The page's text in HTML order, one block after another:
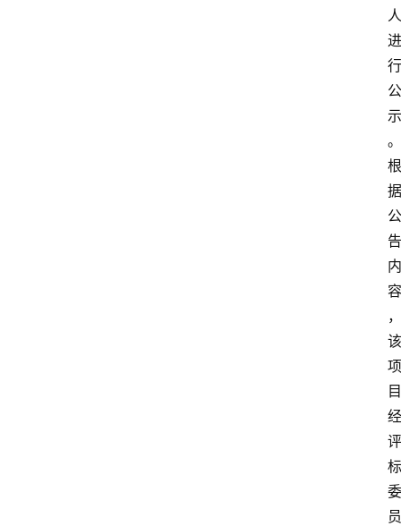
人
进
行
公
示
。
根
据
公
告
内
容
，
该
项
目
经
评
标
委
员